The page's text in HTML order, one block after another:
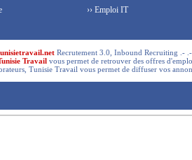
›› Emploi IT
Recrutement 3.0, Inbound Recruiting .-
Travail vous permet de retrouver des offres
Tunisie Travail vous permet de diffuser vos